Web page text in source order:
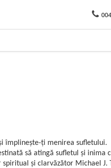
împlinește-ți menirea sufletului.
să atingă sufletul și
și clarvăzător Michael J.